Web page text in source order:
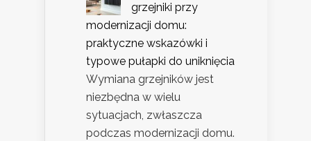
grzejniki przy
modernizacji domu:
praktyczne wskazówki i
typowe pułapki do uniknięcia
Wymiana grzejników jest
niezbędna w wielu
sytuacjach, zwłaszcza
podczas modernizacji domu.